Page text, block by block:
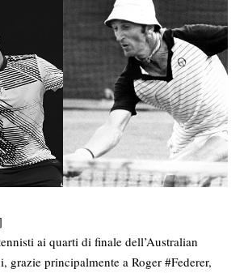
ai quarti di finale dell’Australian
grazie principalmente a Roger #Federer,